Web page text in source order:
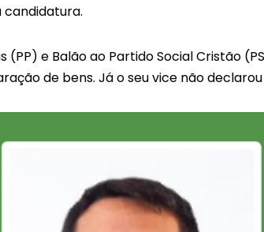
(PP) e Balão ao Partido Social Cristão
de bens. Já o seu vice não